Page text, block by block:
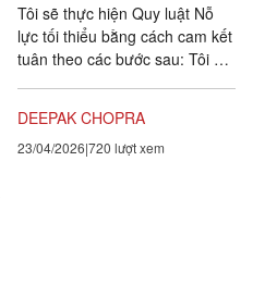
Tôi sẽ thực hiện Quy luật Nỗ
lực tối thiểu bằng cách cam kết
tuân theo các bước sau: Tôi sẽ
DEEPAK CHOPRA
23/04/2026 720 lượt xem